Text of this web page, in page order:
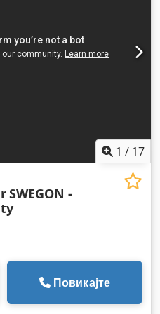
1 / 17
SWEGON -
Повикајте